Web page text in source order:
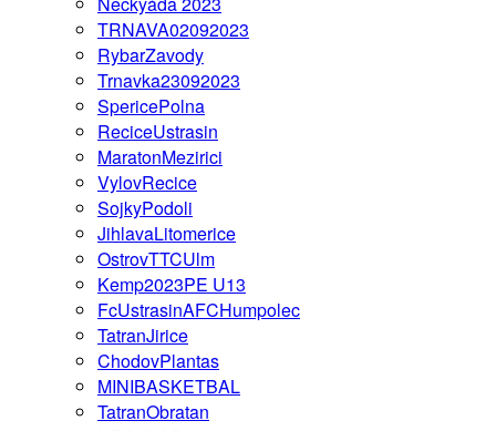
TRNAVA02092023
RybarZavody
Trnavka23092023
SpericePolna
ReciceUstrasin
MaratonMezirici
VylovRecice
SojkyPodoli
JihlavaLitomerice
OstrovTTCUlm
Kemp2023PE U13
FcUstrasinAFCHumpolec
TatranJirice
ChodovPlantas
MINIBASKETBAL
TatranObratan